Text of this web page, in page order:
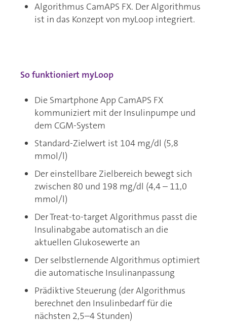
Algorithmus CamAPS FX. Der Algorithmus
ist in das Konzept von myLoop integriert.
So funktioniert myLoop
Die Smartphone App CamAPS FX
kommuniziert mit der Insulinpumpe und
dem CGM-System
Standard-Zielwert ist 104 mg/dl (5,8
mmol/l)
Der einstellbare Zielbereich bewegt sich
zwischen 80 und 198 mg/dl (4,4 – 11,0
mmol/l)
Der Treat-to-target Algorithmus passt die
Insulinabgabe automatisch an die
aktuellen Glukosewerte an
Der selbstlernende Algorithmus optimiert
die automatische Insulinanpassung
Prädiktive Steuerung (der Algorithmus
berechnet den Insulinbedarf für die
nächsten 2,5–4 Stunden)